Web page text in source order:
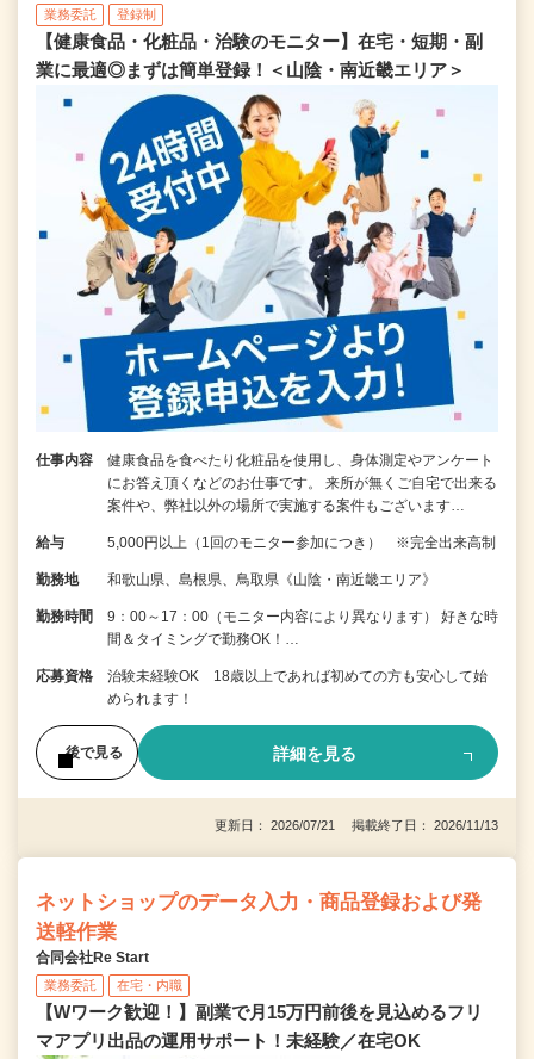
業務委託 登録制
【健康食品・化粧品・治験のモニター】在宅・短期・副
業に最適◎まずは簡単登録！＜山陰・南近畿エリア＞
仕事内容
健康食品を食べたり化粧品を使用し、身体測定やアンケート
にお答え頂くなどのお仕事です。 来所が無くご自宅で出来る
案件や、弊社以外の場所で実施する案件もございます…
給与 5,000円以上（1回のモニター参加につき） ※完全出来高制
勤務地 和歌山県、島根県、鳥取県《山陰・南近畿エリア》
勤務時間
9：00～17：00（モニター内容により異なります） 好きな時
間＆タイミングで勤務OK！…
応募資格
治験未経験OK 18歳以上であれば初めての方も安心して始
められます！
後で見る 詳細を見る
更新日： 2026/07/21 掲載終了日： 2026/11/13
ネットショップのデータ入力・商品登録および発
送軽作業
合同会社Re Start
業務委託 在宅・内職
【Wワーク歓迎！】副業で月15万円前後を見込めるフリ
マアプリ出品の運用サポート！未経験／在宅OK